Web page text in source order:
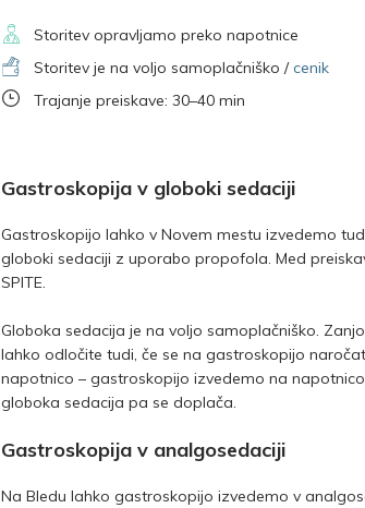
Storitev opravljamo preko napotnice
Storitev je na voljo samoplačniško /cenik
Trajanje preiskave: 30–40 min
Gastroskopija v globoki sedaciji
Gastroskopijo lahko v Novem mestu izvedemo
globoki sedaciji z uporabo propofola. Med
SPITE.
Globoka sedacija je na voljo samoplačniško.
lahko odločite tudi, če se na gastroskopijo
napotnico – gastroskopijo izvedemo na napotnico,
globoka sedacija pa se doplača.
Gastroskopija v analgosedaciji
Na Bledu lahko gastroskopijo izvedemo v